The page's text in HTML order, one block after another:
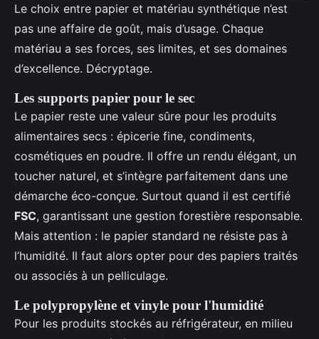
Le choix entre papier et matériau synthétique n’est
pas une affaire de goût, mais d’usage. Chaque
matériau a ses forces, ses limites, et ses domaines
d’excellence. Décryptage.
Les supports papier pour le sec
Le papier reste une valeur sûre pour les produits
alimentaires secs : épicerie fine, condiments,
cosmétiques en poudre. Il offre un rendu élégant, un
toucher naturel, et s’intègre parfaitement dans une
démarche éco-conçue. Surtout quand il est certifié
FSC, garantissant une gestion forestière responsable.
Mais attention : le papier standard ne résiste pas à
l’humidité. Il faut alors opter pour des papiers traités
ou associés à un pelliculage.
Le polypropylène et vinyle pour l'humidité
Pour les produits stockés au réfrigérateur, en milieu